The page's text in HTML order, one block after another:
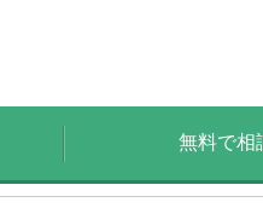
無料で相